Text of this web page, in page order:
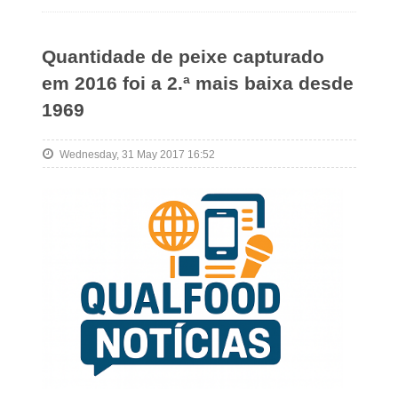
Quantidade de peixe capturado
em 2016 foi a 2.ª mais baixa desde
1969
Wednesday, 31 May 2017 16:52